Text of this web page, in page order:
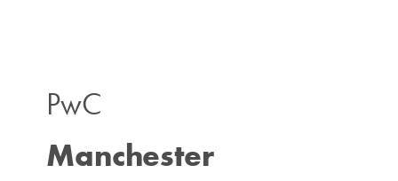
PwC
Manchester